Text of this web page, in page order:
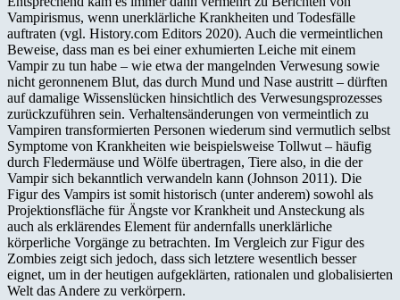
Vampirismus, wenn unerklärliche Krankheiten und Todesfälle
auftraten (vgl. History.com Editors 2020). Auch die vermeintlichen
Beweise, dass man es bei einer exhumierten Leiche mit einem
Vampir zu tun habe – wie etwa der mangelnden Verwesung sowie
nicht geronnenem Blut, das durch Mund und Nase austritt – dürften
auf damalige Wissenslücken hinsichtlich des Verwesungsprozesses
zurückzuführen sein. Verhaltensänderungen von vermeintlich zu
Vampiren transformierten Personen wiederum sind vermutlich selbst
Symptome von Krankheiten wie beispielsweise Tollwut – häufig
durch Fledermäuse und Wölfe übertragen, Tiere also, in die der
Vampir sich bekanntlich verwandeln kann (Johnson 2011). Die
Figur des Vampirs ist somit historisch (unter anderem) sowohl als
Projektionsfläche für Ängste vor Krankheit und Ansteckung als
auch als erklärendes Element für andernfalls unerklärliche
körperliche Vorgänge zu betrachten. Im Vergleich zur Figur des
Zombies zeigt sich jedoch, dass sich letztere wesentlich besser
eignet, um in der heutigen aufgeklärten, rationalen und globalisierten
Welt das Andere zu verkörpern.